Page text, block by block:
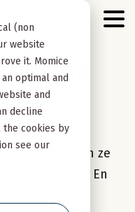
(non
website
it. Momice
optimal and
and
decline
the cookies by
see our
Maar zijn ze
ze geschikt? En